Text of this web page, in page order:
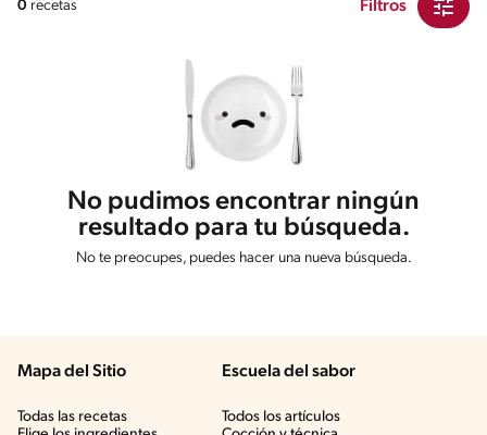
0 recetas Filtros
No pudimos encontrar ningún
resultado para tu búsqueda.
No te preocupes, puedes hacer una nueva búsqueda.
Mapa del Sitio
Todas las recetas
Escuela del sabor
Todos los artículos